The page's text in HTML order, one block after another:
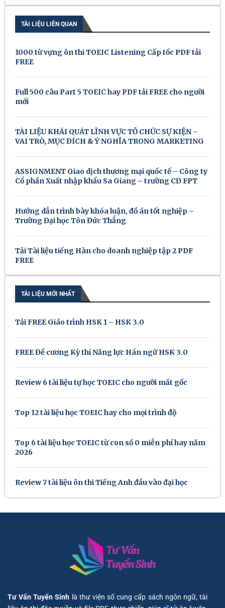
TÀI LIỆU LIÊN QUAN
1000 từ vựng ôn thi TOEIC Listening Cấp tốc PDF tải
FREE
Full 500 câu Part 5 TOEIC hay PDF tải FREE cho người
mới
TÀI LIỆU KHÁI QUÁT LĨNH VỰC TỔ CHỨC SỰ KIỆN –
VAI TRÒ, MỤC ĐÍCH & Ý NGHĨA TRONG MARKETING
ASSIGNMENT Giao dịch thương mại quốc tế – Công ty
Cổ phần Xuất nhập khẩu Sa Giang – trường CĐ FPT
Hướng dẫn trình bày khóa luận, đồ án tốt nghiệp –
Trường Đại học Tôn Đức Thắng
Tải Tài liệu tiếng Hàn cho doanh nghiệp tập 2 PDF
FREE
TÀI LIỆU MỚI NHẤT
Tải FREE Giáo trình HSK 1 – HSK 3.0
FREE Đề cương Kỳ thi Năng lực Hán ngữ HSK 3.0
Review 6 tài liệu tự học TOEIC cho người mất gốc
Top 12 tài liệu học TOEIC hay cho mọi trình độ
Top 6 tài liệu học TOEIC từ con số 0 miễn phí hay năm
2026
Review 7 tài liệu ôn thi Tiếng Anh đầu vào đại học
Tư Vấn Tuyển Sinh là thư viện số cung cấp sách ngôn ngữ, tài